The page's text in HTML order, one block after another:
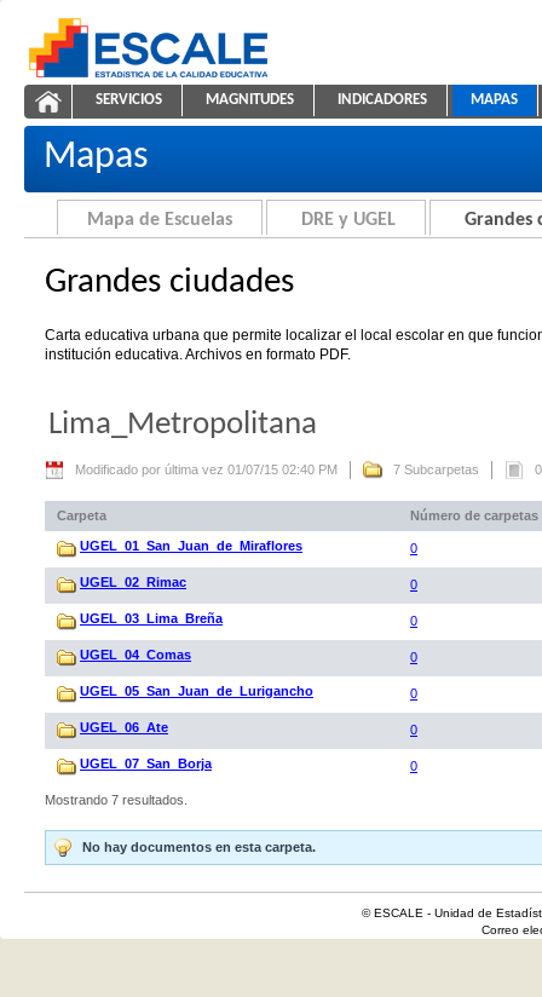
ESCALE - Unidad de Estadística Educativa
Grandes ciudades
NAVEGACIÓN
SERVICIOS MAGNITUDES INDICADORES MAPAS
Mapas
Mapa de Escuelas DRE y UGEL Grandes
Grandes ciudades
Carta educativa urbana que permite localizar el local escolar en que
institución educativa. Archivos en formato PDF.
Lima_Metropolitana
Modificado por última vez 01/07/15 02:40 PM 7 Subcarpetas
Carpeta Número de carpetas
UGEL_01_San_Juan_de_Miraflores 0
UGEL_02_Rimac 0
UGEL_03_Lima_Breña 0
UGEL_04_Comas 0
UGEL_05_San_Juan_de_Lurigancho 0
UGEL_06_Ate 0
UGEL_07_San_Borja 0
Mostrando 7 resultados.
No hay documentos en esta carpeta.
© ESCALE - Unidad de
Correo